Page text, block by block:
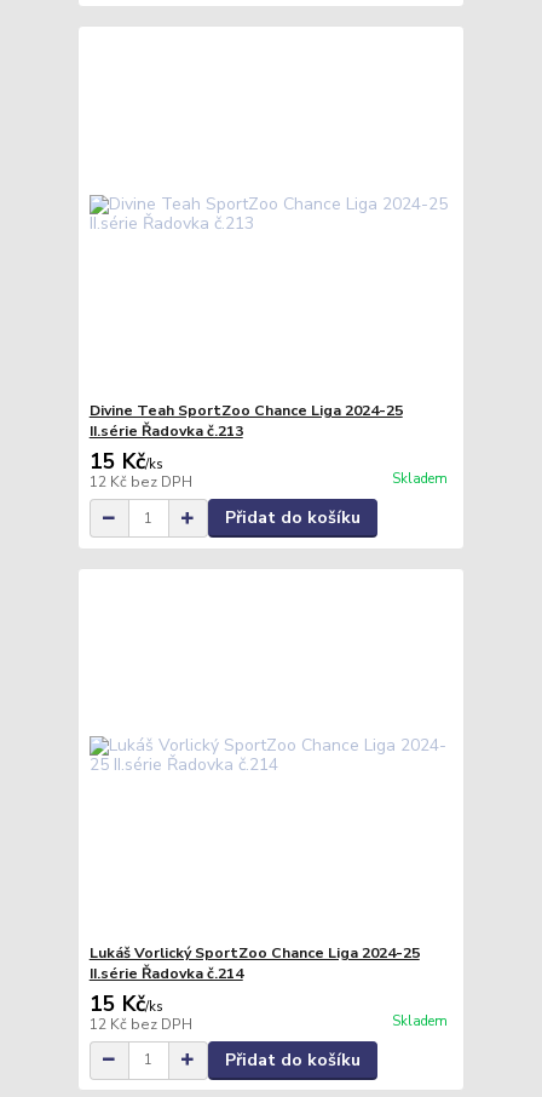
Divine Teah SportZoo Chance Liga 2024-25
II.série Řadovka č.213
15 Kč/ks
12 Kč bez DPH Skladem
Přidat do košíku
Lukáš Vorlický SportZoo Chance Liga 2024-25
II.série Řadovka č.214
15 Kč/ks
12 Kč bez DPH Skladem
Přidat do košíku